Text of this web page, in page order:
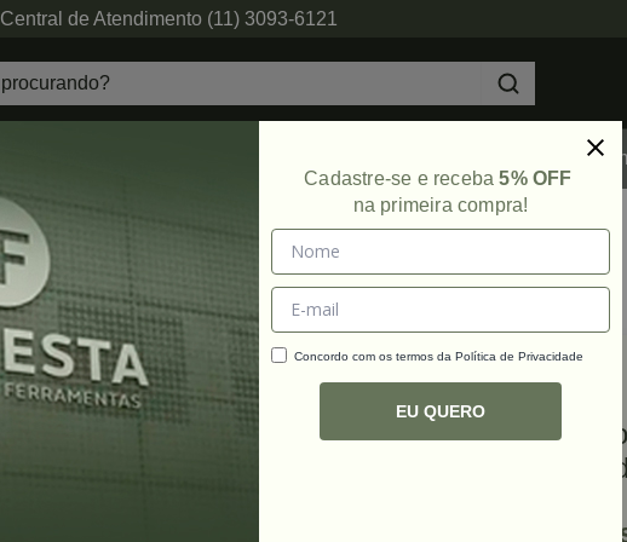
Central de Atendimento (11) 3093-6121
Ref: 71237
Dobradiça
2.½ Latão
R$ 229,32 à
Cadastre-se e receba5% OFF
na primeira compra!
Concordo com os termos da Política de Privacidade
EU QUERO